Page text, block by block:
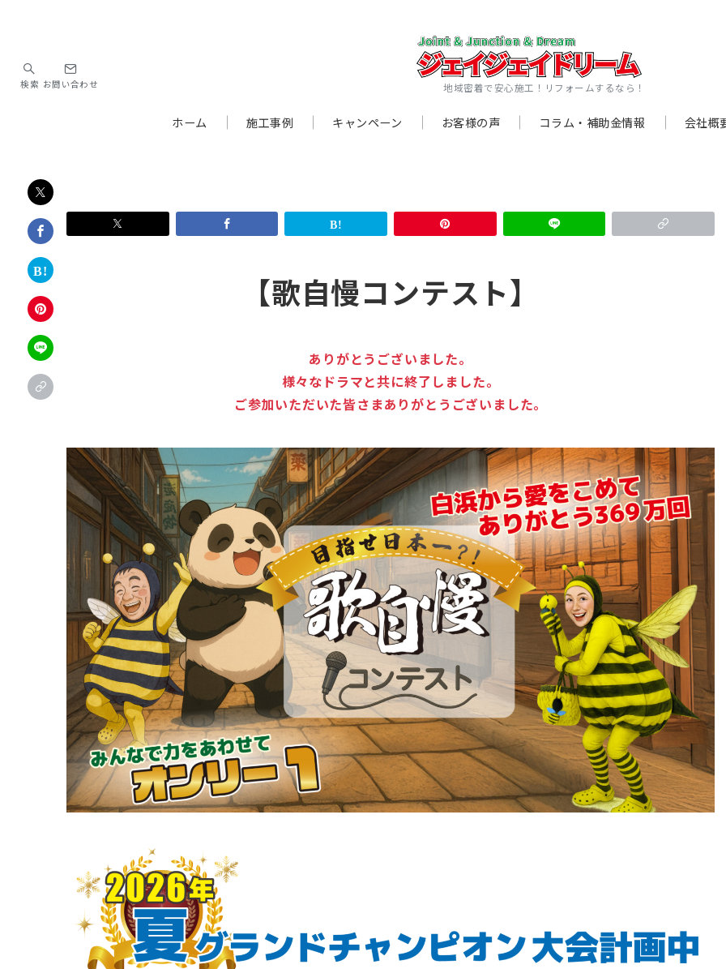
地域密着で安心施工！リフォームするなら！
検索 お問い合わせ
ホーム 施工事例 キャンペーン お客様の声 コラム・補助金情報 会社概
【歌自慢コンテスト】
ありがとうございました。
様々なドラマと共に終了しました。
ご参加いただいた皆さまありがとうございました。